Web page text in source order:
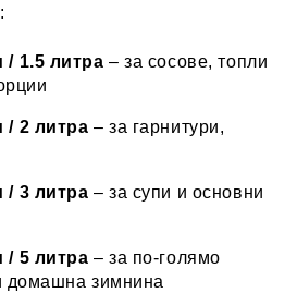
/ 1.5 литра – за сосове, топли
/ 2 литра – за гарнитури,
/ 3 литра – за супи и основни
/ 5 литра – за по-голямо
домашна зимнина